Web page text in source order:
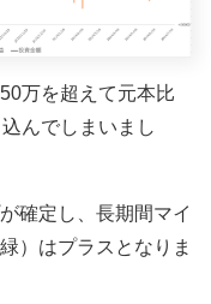
万を超えて元本比
んでしまいまし
確定し、長期間マイ
）はプラスとなりま